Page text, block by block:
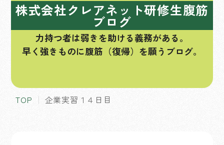
株式会社クレアネット研修生腹筋
ブログ
力持つ者は弱きを助ける義務がある。
早く強きものに腹筋（復帰）を願うブログ。
TOP 企業実習１４日目